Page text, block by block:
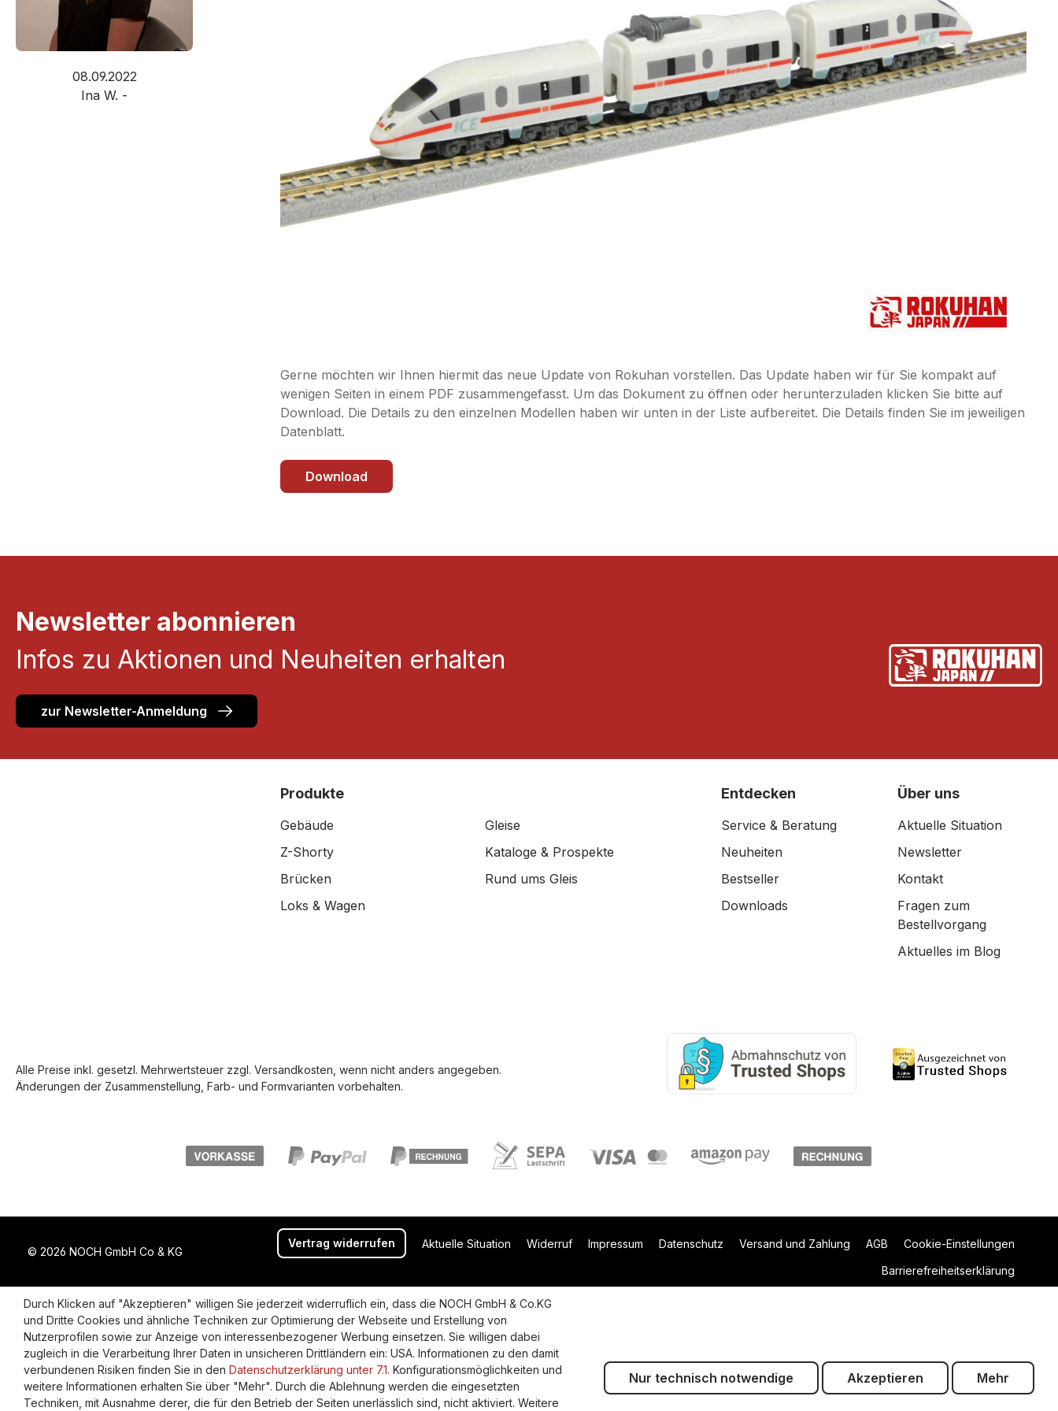
08.09.2022
Ina W. -
Gerne möchten wir Ihnen hiermit das neue Update von Rokuhan vorstellen. Das Update haben wir für Sie kompakt auf
wenigen Seiten in einem PDF zusammengefasst. Um das Dokument zu öffnen oder herunterzuladen klicken Sie bitte auf
Download. Die Details zu den einzelnen Modellen haben wir unten in der Liste aufbereitet. Die Details finden Sie im jeweiligen
Datenblatt.
Download
Newsletter abonnieren
Infos zu Aktionen und Neuheiten erhalten
zur Newsletter-Anmeldung
Produkte
Gebäude
Gleise
Z-Shorty
Kataloge & Prospekte
Brücken
Rund ums Gleis
Loks & Wagen
Entdecken
Service & Beratung
Neuheiten
Bestseller
Downloads
Über uns
Aktuelle Situation
Newsletter
Kontakt
Fragen zum
Bestellvorgang
Aktuelles im Blog
Alle Preise inkl. gesetzl. Mehrwertsteuer zzgl. Versandkosten , wenn nicht anders angegeben.
Änderungen der Zusammenstellung, Farb- und Formvarianten vorbehalten.
© 2026 NOCH GmbH Co & KG
Vertrag widerrufen Aktuelle Situation Widerruf Impressum Datenschutz Versand und Zahlung AGB Cookie-Einstellungen
Barrierefreiheitserklärung
Durch Klicken auf "Akzeptieren" willigen Sie jederzeit widerruflich ein, dass die NOCH GmbH & Co.KG
und Dritte Cookies und ähnliche Techniken zur Optimierung der Webseite und Erstellung von
Nutzerprofilen sowie zur Anzeige von interessenbezogener Werbung einsetzen. Sie willigen dabei
zugleich in die Verarbeitung Ihrer Daten in unsicheren Drittländern ein: USA. Informationen zu den damit
verbundenen Risiken finden Sie in den Datenschutzerklärung unter 7.1. Konfigurationsmöglichkeiten und
weitere Informationen erhalten Sie über "Mehr". Durch die Ablehnung werden die eingesetzten
Techniken, mit Ausnahme derer, die für den Betrieb der Seiten unerlässlich sind, nicht aktiviert. Weitere
Nur technisch notwendige Akzeptieren Mehr